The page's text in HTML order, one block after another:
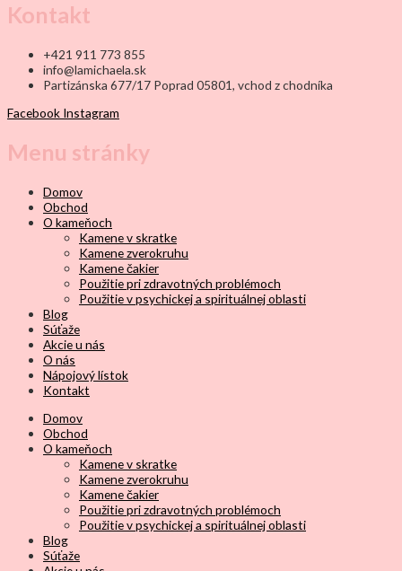
Kontakt
+421 911 773 855
info@lamichaela.sk
Partizánska 677/17 Poprad 05801, vchod z chodníka
Facebook Instagram
Menu stránky
Domov
Obchod
O kameňoch
Kamene v skratke
Kamene zverokruhu
Kamene čakier
Použitie pri zdravotných problémoch
Použitie v psychickej a spirituálnej oblasti
Blog
Súťaže
Akcie u nás
O nás
Nápojový lístok
Kontakt
Domov
Obchod
O kameňoch
Kamene v skratke
Kamene zverokruhu
Kamene čakier
Použitie pri zdravotných problémoch
Použitie v psychickej a spirituálnej oblasti
Blog
Súťaže